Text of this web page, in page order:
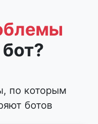
по которым
ботов